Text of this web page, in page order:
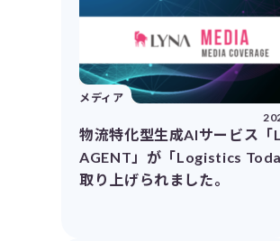
メディア
物流特化型生成AIサービス「
AGENT」が「Logistics
取り上げられました。